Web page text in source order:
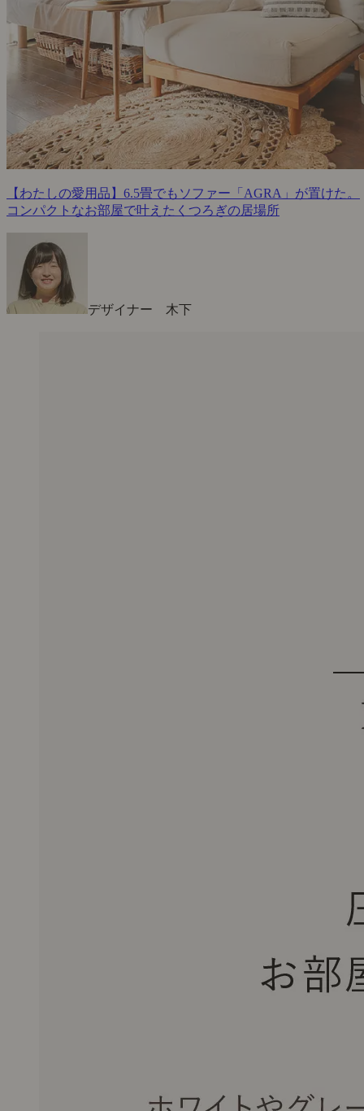
【わたしの愛用品】6.5畳でもソファー「AGRA」が置けた。
コンパクトなお部屋で叶えたくつろぎの居場所
デザイナー 木下